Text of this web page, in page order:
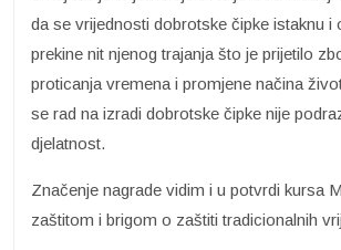
da se vrijednosti dobrotske čipke istaknu i
prekine nit njenog trajanja što je prijetilo
proticanja vremena i promjene načina
se rad na izradi dobrotske čipke nije
djelatnost.
Značenje nagrade vidim i u potvrdi kursa
zaštitom i brigom o zaštiti tradicionalnih